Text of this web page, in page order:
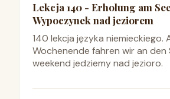
Lekcja 140 - Erholung am
Wypoczynek nad jeziorem
140 lekcja języka niemieckiego.
Wochenende fahren wir an den
weekend jedziemy nad jezioro.